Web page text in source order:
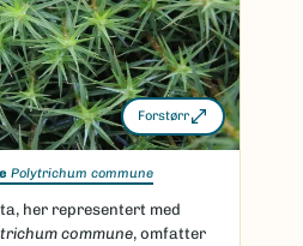
Forstørr
Polytrichum commune
her representert med
commune, omfatter